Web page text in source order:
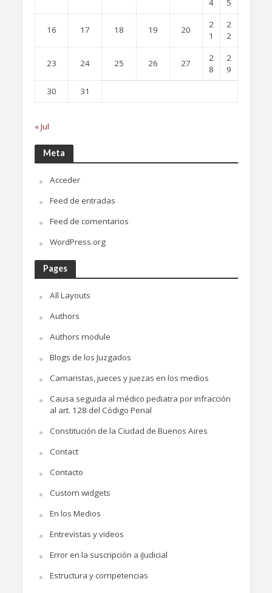
16 17 18 19 20
2
1
2
2
23 24 25 26 27
2
8
2
9
30
31
« Jul
Meta
Acceder
Feed de entradas
Feed de comentarios
WordPress.org
Pages
All Layouts
Authors
Authors module
Blogs de los Juzgados
Camaristas, jueces y juezas en los medios
Causa seguida al médico pediatra por infracción
al art. 128 del Código Penal
Constitución de la Ciudad de Buenos Aires
Contact
Contacto
Custom widgets
En los Medios
Entrevistas y videos
Error en la suscripción a iJudicial
Estructura y competencias